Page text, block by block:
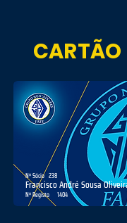
CARTÃO
238
Nº Sócio
Francisco André Sousa
1404
Nº Registo